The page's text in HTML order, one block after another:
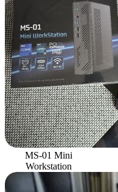
MS-01 Mini
Workstation